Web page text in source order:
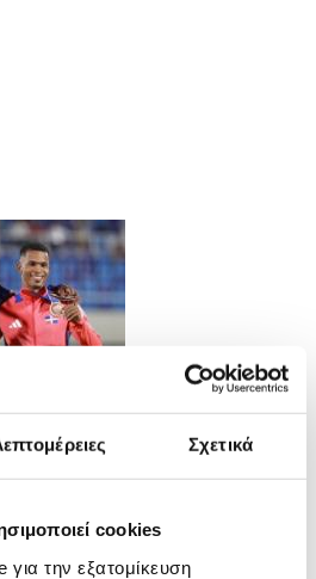
Σχετικά
cookies
την εξατομίκευση